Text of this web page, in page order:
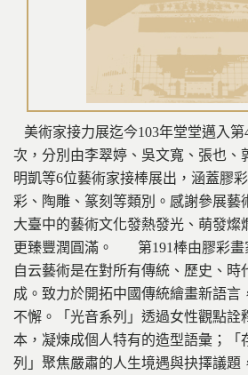
美術家接力展迄今103年堂堂邁入第
次，分別由李翠婷、吳文寬、張也、
明凱等6位藝術家接棒展出，涵蓋膠
彩、陶雕、篆刻等類別。感謝參展藝
大臺中的藝術文化發熱發光、萌發燦
更臻豐潤圓滿。 第191棒由膠彩畫
自云藝術是在對所有傳統、歷史、時
成。致力於開拓中國傳統繪畫新語言
不懈。「光音系列」透過女性觀點詮
本，凝煉成個人特有的造型語彙；「
列」聚焦嚴肅的人生境遇與抉擇議題